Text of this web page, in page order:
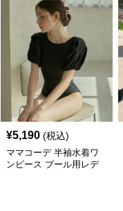
¥5,190 (税込)
ママコーデ 半袖水着ワ
ンピース プール用レデ